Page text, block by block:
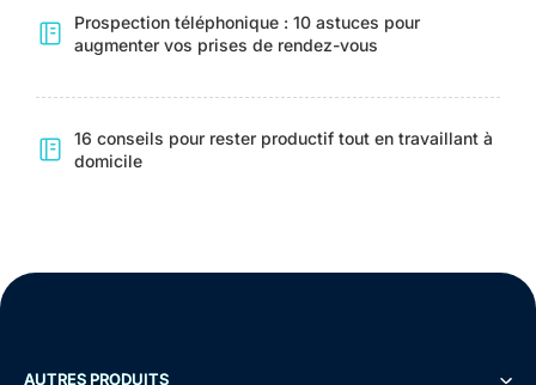
Prospection téléphonique : 10 astuces pour
augmenter vos prises de rendez-vous
16 conseils pour rester productif tout en travaillant à
domicile
AUTRES PRODUITS